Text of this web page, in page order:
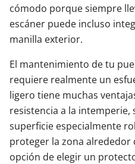
cómodo porque siempre
escáner puede incluso
manilla exterior.
El mantenimiento de tu
requiere realmente un
ligero tiene muchas
resistencia a la intemperie,
superficie especialmente
proteger la zona alrededor
opción de elegir un